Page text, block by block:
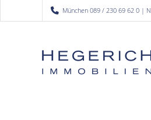
München 089 / 230 69 62 0 |